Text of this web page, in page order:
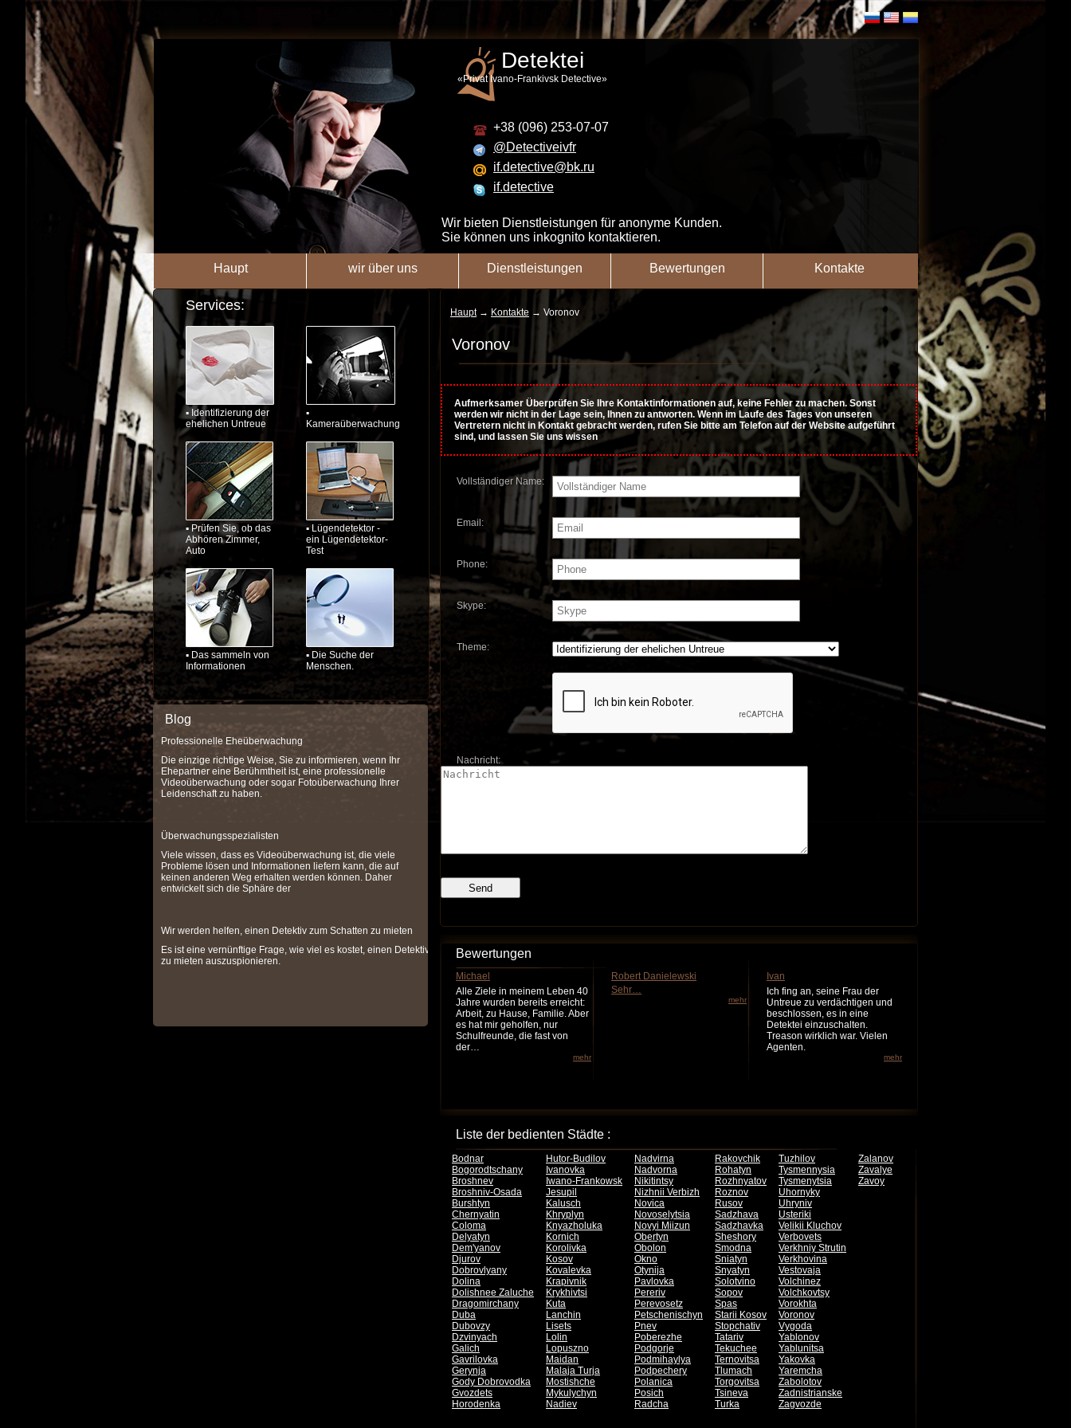
Detektei
«Privat Ivano-Frankivsk Detective»
+38 (096) 253-07-07
@Detectiveivfr
if.detective@bk.ru
if.detective
Wir bieten Dienstleistungen für anonyme Kunden.
Sie können uns inkognito kontaktieren.
Haupt wir über uns Dienstleistungen Bewertungen Kontakte
Services:
▪ Identifizierung der
ehelichen Untreue
▪
Kameraüberwachung
▪ Prüfen Sie, ob das
Abhören Zimmer,
Auto
▪ Lügendetektor -
ein Lügendetektor-
Test
▪ Das sammeln von
Informationen
▪ Die Suche der
Menschen.
Blog
Professionelle Eheüberwachung
Die einzige richtige Weise, Sie zu informieren, wenn Ihr
Ehepartner eine Berühmtheit ist, eine professionelle
Videoüberwachung oder sogar Fotoüberwachung Ihrer
Leidenschaft zu haben.
Überwachungsspezialisten
Viele wissen, dass es Videoüberwachung ist, die viele
Probleme lösen und Informationen liefern kann, die auf
keinen anderen Weg erhalten werden können. Daher
entwickelt sich die Sphäre der
Wir werden helfen, einen Detektiv zum Schatten zu mieten
Es ist eine vernünftige Frage, wie viel es kostet, einen Detektiv
zu mieten auszuspionieren.
Haupt→ Kontakte → Voronov
Voronov
Aufmerksamer Überprüfen Sie Ihre Kontaktinformationen auf, keine Fehler zu machen. Sonst
werden wir nicht in der Lage sein, Ihnen zu antworten. Wenn im Laufe des Tages von unseren
Vertretern nicht in Kontakt gebracht werden, rufen Sie bitte am Telefon auf der Website aufgeführt
sind, und lassen Sie uns wissen
Vollständiger Name:
Email:
Phone:
Skype:
Theme:
Nachricht:
Bewertungen
Michael
Alle Ziele in meinem Leben 40
Jahre wurden bereits erreicht:
Arbeit, zu Hause, Familie. Aber
es hat mir geholfen, nur
Schulfreunde, die fast von
der…
mehr
Robert Danielewski
Sehr…
mehr
Ivan
Ich fing an, seine Frau der
Untreue zu verdächtigen und
beschlossen, es in eine
Detektei einzuschalten.
Treason wirklich war. Vielen
Agenten.
mehr
Liste der bedienten Städte :
Bodnar
Bogorodtschany
Broshnev
Broshniv-Osada
Burshtyn
Chernyatin
Coloma
Delyatyn
Dem'yanov
Djurov
Dobrovlyany
Dolina
Dolishnee Zaluche
Dragomirchany
Duba
Dubovzy
Dzvinyach
Galich
Gavrilovka
Gerynja
Gody Dobrovodka
Gvozdets
Horodenka
Hutor-Budilov
Ivanovka
Iwano-Frankowsk
Jesupil
Kalusch
Khryplyn
Knyazholuka
Kornich
Korolivka
Kosov
Kovalevka
Krapivnik
Krykhivtsi
Kuta
Lanchin
Lisets
Lolin
Lopuszno
Maidan
Malaja Turja
Mostishche
Mykulychyn
Nadiev
Nadvirna
Nadvorna
Nikitintsy
Nizhnii Verbizh
Novica
Novoselytsia
Novyi Miizun
Obertyn
Obolon
Okno
Otynija
Pavlovka
Pereriv
Perevosetz
Petschenischyn
Pnev
Poberezhe
Podgorje
Podmihaylya
Podpechery
Polanica
Posich
Radcha
Rakovchik
Rohatyn
Rozhnyatov
Roznov
Rusov
Sadzhava
Sadzhavka
Sheshory
Smodna
Sniatyn
Snyatyn
Solotvino
Sopov
Spas
Starii Kosov
Stopchativ
Tatariv
Tekuchee
Ternovitsa
Tlumach
Torgovitsa
Tsineva
Turka
Tuzhilov
Tysmennysia
Tysmenytsia
Uhornyky
Uhryniv
Usteriki
Velikii Kluchov
Verbovets
Verkhniy Strutin
Verkhovina
Vestovaja
Volchinez
Volchkovtsy
Vorokhta
Voronov
Vygoda
Yablonov
Yablunitsa
Yakovka
Yaremcha
Zabolotov
Zadnistrianske
Zagvozde
Zalanov
Zavalye
Zavoy